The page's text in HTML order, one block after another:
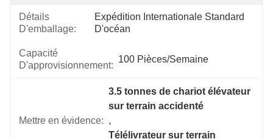
Détails
D'emballage:
Expédition Internationale Standard
D'océan
Capacité
D'approvisionnement:
100 Pièces/semaine
Mettre en évidence:
3.5 tonnes de chariot élévateur
sur terrain accidenté
,
Télélivrateur sur terrain